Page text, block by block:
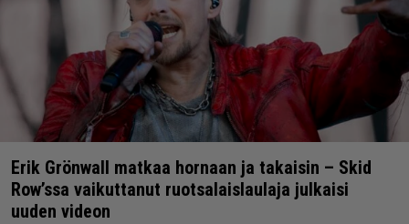
Erik Grönwall matkaa hornaan ja takaisin – Skid
Row’ssa vaikuttanut ruotsalaislaulaja julkaisi
uuden videon